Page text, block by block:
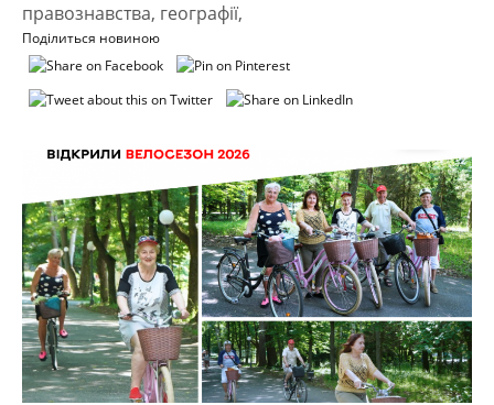
правознавства, географії,
Поділиться новиною